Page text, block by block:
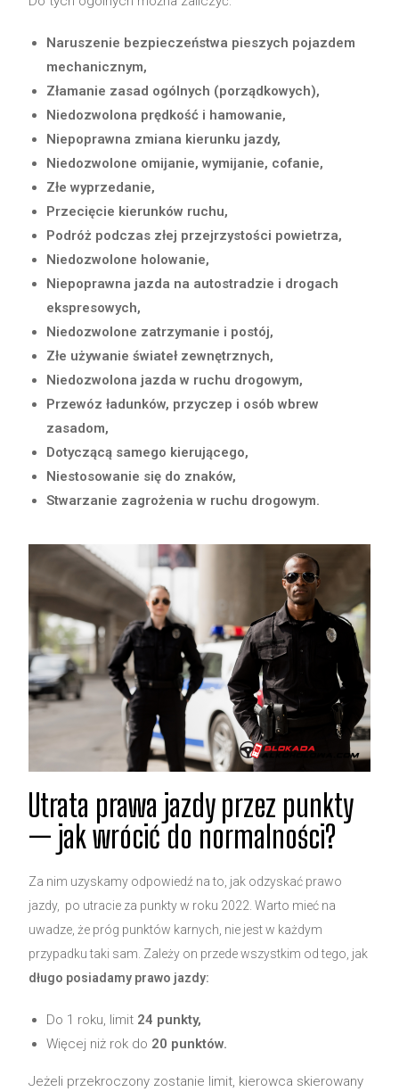
Naruszenie bezpieczeństwa pieszych pojazdem
mechanicznym,
Złamanie zasad ogólnych (porządkowych),
Niedozwolona prędkość i hamowanie,
Niepoprawna zmiana kierunku jazdy,
Niedozwolone omijanie, wymijanie, cofanie,
Złe wyprzedanie,
Przecięcie kierunków ruchu,
Podróż podczas złej przejrzystości powietrza,
Niedozwolone holowanie,
Niepoprawna jazda na autostradzie i drogach
ekspresowych,
Niedozwolone zatrzymanie i postój,
Złe używanie świateł zewnętrznych,
Niedozwolona jazda w ruchu drogowym,
Przewóz ładunków, przyczep i osób wbrew
zasadom,
Dotyczącą samego kierującego,
Niestosowanie się do znaków,
Stwarzanie zagrożenia w ruchu drogowym.
Utrata prawa jazdy przez punkty
— jak wrócić do normalności?
Za nim uzyskamy odpowiedź na to, jak odzyskać prawo
jazdy, po utracie za punkty w roku 2022. Warto mieć na
uwadze, że próg punktów karnych, nie jest w każdym
przypadku taki sam. Zależy on przede wszystkim od tego, jak
długo posiadamy prawo jazdy:
Do 1 roku, limit 24 punkty,
Więcej niż rok do 20 punktów.
Jeżeli przekroczony zostanie limit, kierowca skierowany